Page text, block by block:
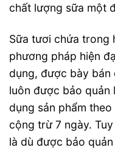
chất lượng sữa một
Sữa tươi chứa trong
phương pháp hiện
dụng, được bày bán
luôn được bảo quản
dụng sản phẩm
cộng trừ 7 ngày.
là dù được bảo